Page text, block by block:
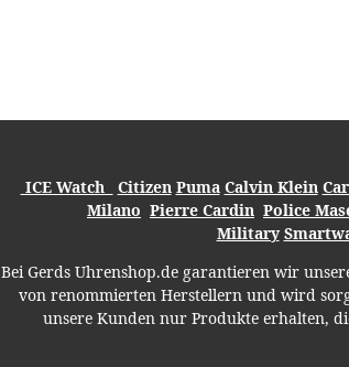
ICE Watch Citizen Puma Calvin Klein
Milano Pierre Cardin Police
Military
Bei Gerds Uhrenshop.de garantieren wir
von renommierten Herstellern und wird
unsere Kunden nur Produkte erhalten,